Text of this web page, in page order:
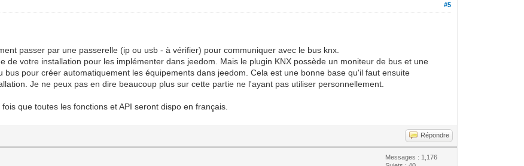
#5
passer par une passerelle (ip ou usb - à vérifier) pour communiquer avec le bus knx.
de votre installation pour les implémenter dans jeedom. Mais le plugin KNX possède un moniteur de bus et une
pour créer automatiquement les équipements dans jeedom. Cela est une bonne base qu'il faut ensuite
Je ne peux pas en dire beaucoup plus sur cette partie ne l'ayant pas utiliser personnellement.
que toutes les fonctions et API seront dispo en français.
Répondre
Messages : 1,176